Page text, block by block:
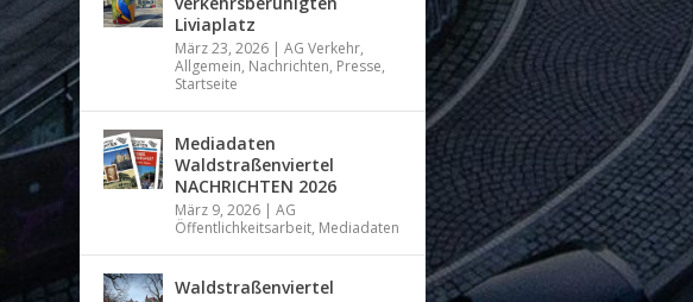
Liviaplatz
März 23, 2026 |AG Verkehr,
Allgemein, Nachrichten, Presse,
Startseite
Mediadaten
Waldstraßenviertel
NACHRICHTEN 2026
März 9, 2026 |AG
Öffentlichkeitsarbeit, Mediadaten
Waldstraßenviertel